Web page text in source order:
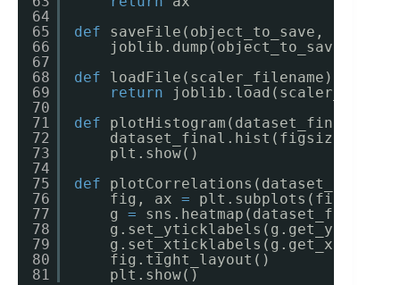
64
65
66
67
68
69
70
71
72
73
74
75
76
77
78
79
80
81
def
saveFile(object_to_save,
joblib.dump(object_to_save,
def
loadFile(scaler_filename):
return
def
plotHistogram(dataset_final):
dataset_final.hist(figsize
plt.show()
def
plotCorrelations(dataset_final):
fig, ax = plt.subplots(figsize
g =
fig.tight_layout()
plt.show()